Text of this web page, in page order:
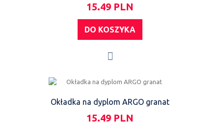
15.49 PLN
DO KOSZYKA
Okładka na dyplom ARGO granat
15.49 PLN